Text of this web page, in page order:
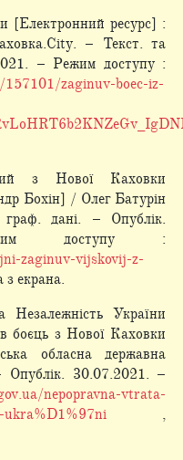
[Електронний ресурс] :
– Текст. та
– Режим доступу :
zaginuv-boec-iz-
з Нової Каховки
Бохін] / Олег Батурін
дані. – Опублік.
доступу :
zaginuv-vijskovij-z-
з екрана.
України
боєць з Нової Каховки
обласна державна
Опублік. 30.07.2021. –
nepopravna-vtrata-
ukra%D1%97ni ,